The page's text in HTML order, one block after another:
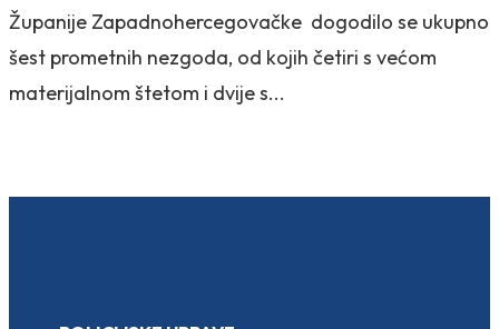
Županije Zapadnohercegovačke dogodilo se ukupno
šest prometnih nezgoda, od kojih četiri s većom
materijalnom štetom i dvije s...